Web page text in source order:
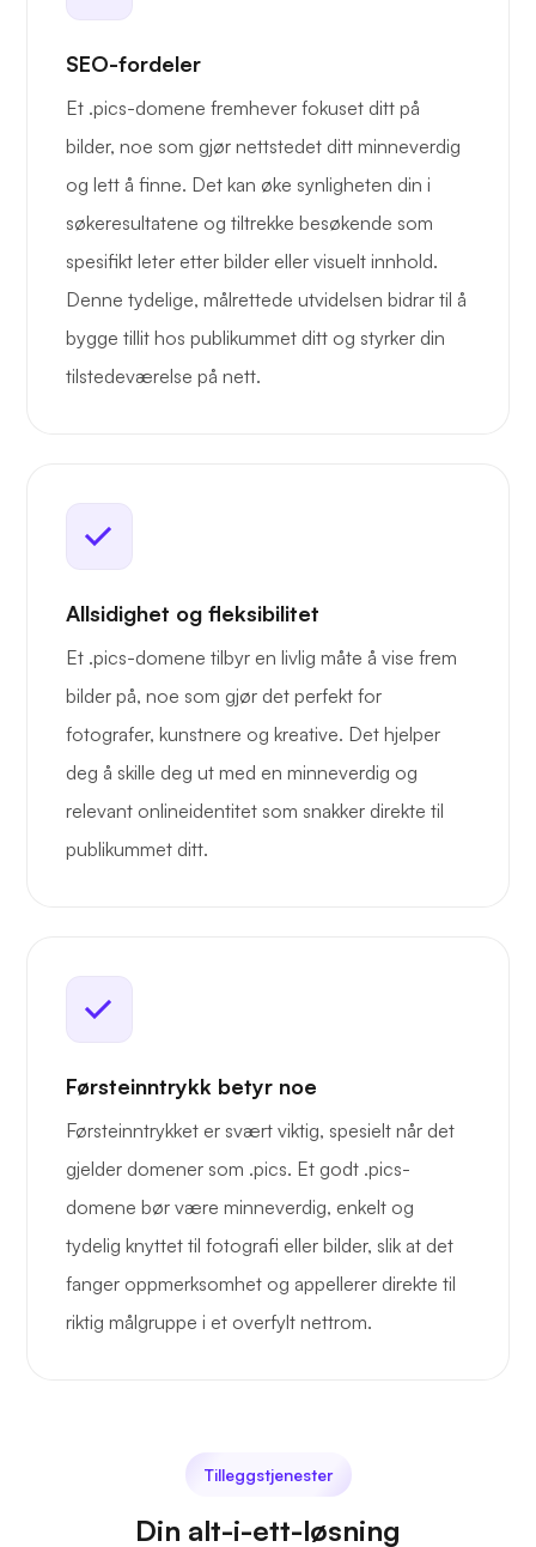
SEO-fordeler
Et .pics-domene fremhever fokuset ditt på
bilder, noe som gjør nettstedet ditt minneverdig
og lett å finne. Det kan øke synligheten din i
søkeresultatene og tiltrekke besøkende som
spesifikt leter etter bilder eller visuelt innhold.
Denne tydelige, målrettede utvidelsen bidrar til å
bygge tillit hos publikummet ditt og styrker din
tilstedeværelse på nett.
Allsidighet og fleksibilitet
Et .pics-domene tilbyr en livlig måte å vise frem
bilder på, noe som gjør det perfekt for
fotografer, kunstnere og kreative. Det hjelper
deg å skille deg ut med en minneverdig og
relevant onlineidentitet som snakker direkte til
publikummet ditt.
Førsteinntrykk betyr noe
Førsteinntrykket er svært viktig, spesielt når det
gjelder domener som .pics. Et godt .pics-
domene bør være minneverdig, enkelt og
tydelig knyttet til fotografi eller bilder, slik at det
fanger oppmerksomhet og appellerer direkte til
riktig målgruppe i et overfylt nettrom.
Tilleggstjenester
Din alt-i-ett-løsning